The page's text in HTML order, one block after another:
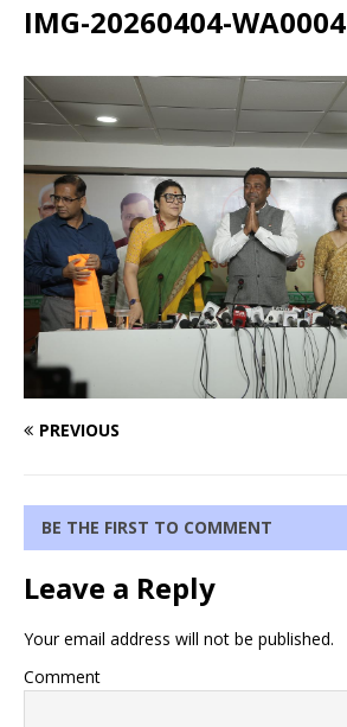
IMG-20260404-WA0004
PREVIOUS
BE THE FIRST TO COMMENT
Leave a Reply
Your email address will not be published.
Comment